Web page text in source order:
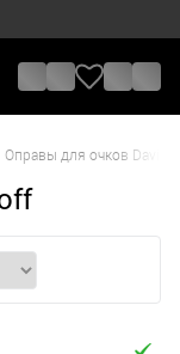
Оправы для очков